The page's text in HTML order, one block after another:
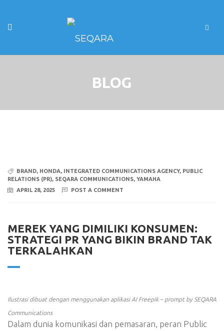
BLOG
BRAND, HONDA, INTEGRATED COMMUNICATIONS AGENCY, PUBLIC
RELATIONS (PR), SEQARA COMMUNICATIONS, YAMAHA
APRIL 28, 2025
POST A COMMENT
MEREK YANG DIMILIKI KONSUMEN:
STRATEGI PR YANG BIKIN BRAND TAK
TERKALAHKAN
Ilustrasi dibuat dengan menggunakan aplikasi AI Freepik – prompt by SEQARA
Communications
Dalam dunia komunikasi dan pemasaran, peran Public